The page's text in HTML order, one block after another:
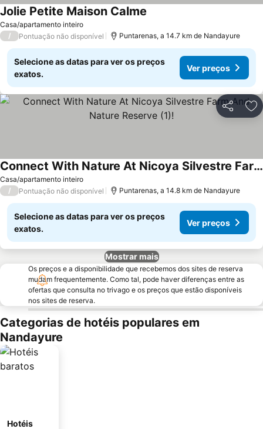
Casa/apartamento inteiro
Jolie Petite Maison Calme
/ Pontuação não disponível Puntarenas, a 14.7 km de Nandayure
Selecione as datas para ver os preços
exatos.
Ver preços
Partilhar
Casa/apartamento inteiro
Connect With Nature At Nicoya Silvestre Farm And Nature Reserve (1)!
Ver preços
/ Pontuação não disponível Puntarenas, a 14.8 km de Nandayure
Selecione as datas para ver os preços
exatos.
Ver preços
Mostrar mais
Os preços e a disponibilidade que recebemos dos sites de reserva
mudam frequentemente. Como tal, pode haver diferenças entre as
ofertas que consulta no trivago e os preços que estão disponíveis
nos sites de reserva.
Categorias de hotéis populares em
Nandayure
Hotéis